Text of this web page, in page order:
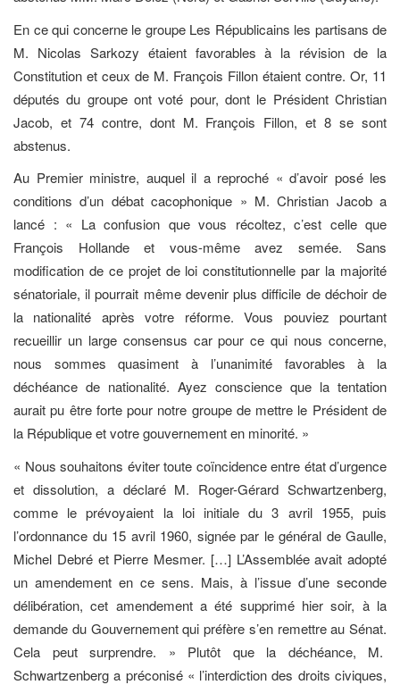
En ce qui concerne le groupe Les Républicains les partisans de
M. Nicolas Sarkozy étaient favorables à la révision de la
Constitution et ceux de M. François Fillon étaient contre. Or, 11
députés du groupe ont voté pour, dont le Président Christian
Jacob, et 74 contre, dont M. François Fillon, et 8 se sont
abstenus.
Au Premier ministre, auquel il a reproché « d’avoir posé les
conditions d’un débat cacophonique » M. Christian Jacob a
lancé : « La confusion que vous récoltez, c’est celle que
François Hollande et vous-même avez semée. Sans
modification de ce projet de loi constitutionnelle par la majorité
sénatoriale, il pourrait même devenir plus difficile de déchoir de
la nationalité après votre réforme. Vous pouviez pourtant
recueillir un large consensus car pour ce qui nous concerne,
nous sommes quasiment à l’unanimité favorables à la
déchéance de nationalité. Ayez conscience que la tentation
aurait pu être forte pour notre groupe de mettre le Président de
la République et votre gouvernement en minorité. »
« Nous souhaitons éviter toute coïncidence entre état d’urgence
et dissolution, a déclaré M. Roger-Gérard Schwartzenberg,
comme le prévoyaient la loi initiale du 3 avril 1955, puis
l’ordonnance du 15 avril 1960, signée par le général de Gaulle,
Michel Debré et Pierre Mesmer. […] L’Assemblée avait adopté
un amendement en ce sens. Mais, à l’issue d’une seconde
délibération, cet amendement a été supprimé hier soir, à la
demande du Gouvernement qui préfère s’en remettre au Sénat.
Cela peut surprendre. » Plutôt que la déchéance, M.
Schwartzenberg a préconisé « l’interdiction des droits civiques,